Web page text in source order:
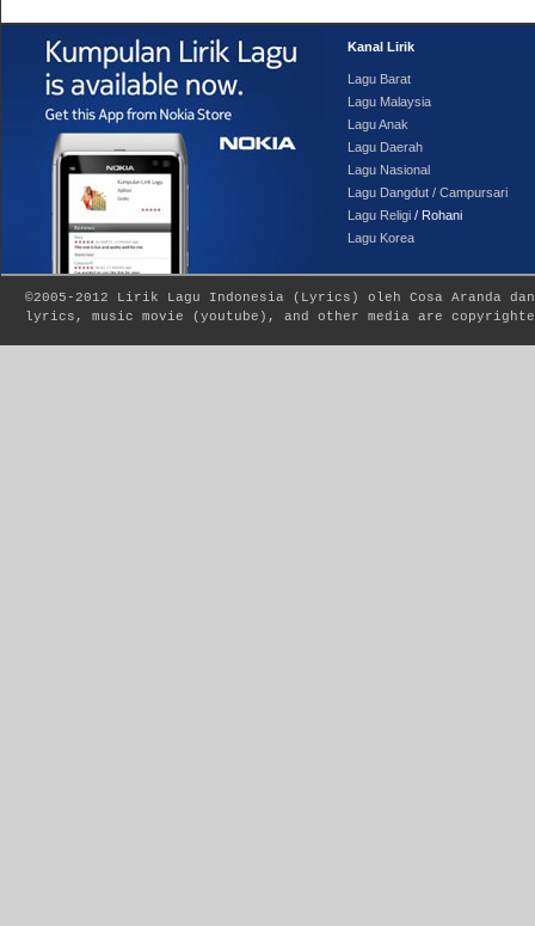
Kanal Lirik
Lagu Barat
Lagu Malaysia
Lagu Anak
Lagu Daerah
Lagu Nasional
Lagu Dangdut / Campursari
Lagu Religi / Rohani
Lagu Korea
©2005-2012 Lirik Lagu Indonesia ( Lyrics ) oleh Cosa Aranda
lyrics, music movie (youtube), and other media are